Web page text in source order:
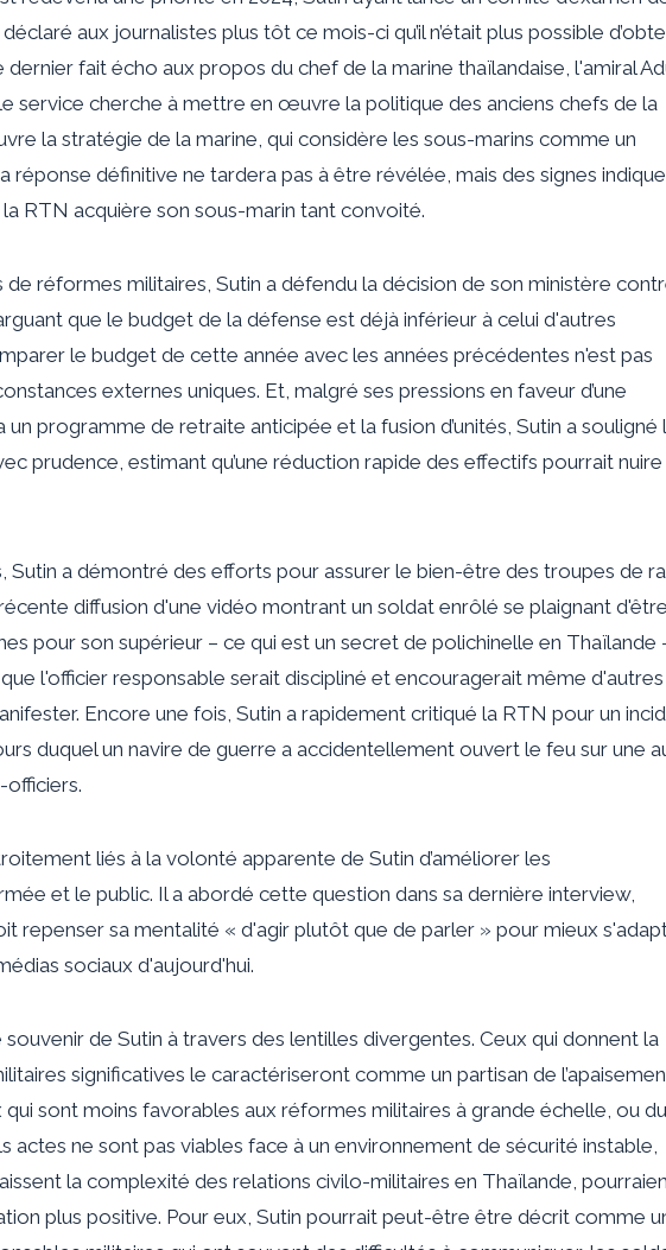
aux journalistes plus tôt ce mois-ci qu’il n’était plus possible
dernier fait écho aux propos du chef de la marine thaïlandaise, l'amiral
service cherche à mettre en œuvre la politique des anciens chefs de la
la stratégie de la marine, qui considère les sous-marins comme un
réponse définitive ne tardera pas à être révélée, mais des signes
RTN acquière son sous-marin tant convoité.
réformes militaires, Sutin a défendu la décision de son ministère
que le budget de la défense est déjà inférieur à celui d'autres
le budget de cette année avec les années précédentes n'est pas
externes uniques. Et, malgré ses pressions en faveur d’une
programme de retraite anticipée et la fusion d’unités, Sutin a souligné
prudence, estimant qu’une réduction rapide des effectifs pourrait nuire
Sutin a démontré des efforts pour assurer le bien-être des troupes de
diffusion d'une vidéo montrant un soldat enrôlé se plaignant d'être
pour son supérieur – ce qui est un secret de polichinelle en Thaïlande
que l'officier responsable serait discipliné et encouragerait même d'autres
Encore une fois, Sutin a rapidement critiqué la RTN pour un
duquel un navire de guerre a accidentellement ouvert le feu sur une
officiers.
liés à la volonté apparente de Sutin d’améliorer les
et le public. Il a abordé cette question dans sa dernière interview,
repenser sa mentalité « d'agir plutôt que de parler » pour mieux
sociaux d'aujourd'hui.
de Sutin à travers des lentilles divergentes. Ceux qui donnent la
significatives le caractériseront comme un partisan de
sont moins favorables aux réformes militaires à grande échelle, ou du
actes ne sont pas viables face à un environnement de sécurité instable,
la complexité des relations civilo-militaires en Thaïlande,
plus positive. Pour eux, Sutin pourrait peut-être être décrit comme